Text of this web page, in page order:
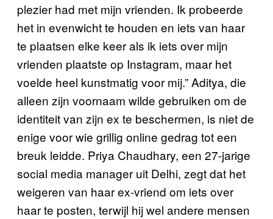
plezier had met mijn vrienden. Ik probeerde
het in evenwicht te houden en iets van haar
te plaatsen elke keer als ik iets over mijn
vrienden plaatste op Instagram, maar het
voelde heel kunstmatig voor mij.” Aditya, die
alleen zijn voornaam wilde gebruiken om de
identiteit van zijn ex te beschermen, is niet de
enige voor wie grillig online gedrag tot een
breuk leidde. Priya Chaudhary, een 27-jarige
social media manager uit Delhi, zegt dat het
weigeren van haar ex-vriend om iets over
haar te posten, terwijl hij wel andere mensen